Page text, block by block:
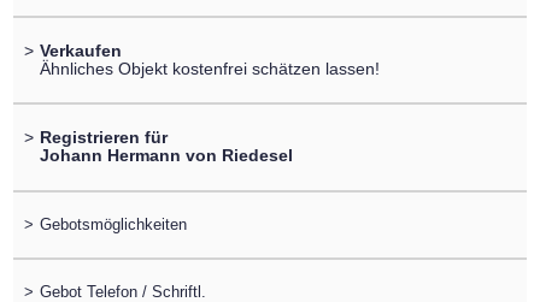
> Verkaufen
Ähnliches Objekt kostenfrei schätzen lassen!
> Registrieren für
Johann Hermann von Riedesel
> Gebotsmöglichkeiten
> Gebot Telefon / Schriftl.